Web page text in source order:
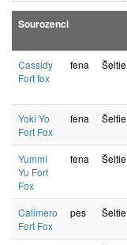
Sourozenci
Cassidy
Fort fox
fena Šeltie
Yoki Yo
Fort Fox
fena Šeltie
Yummi
Yu Fort
Fox
fena Šeltie
Calimero
Fort Fox
pes Šeltie